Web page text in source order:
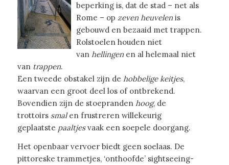
beperking is, dat de stad – net als
Rome – op zeven heuvelenis
gebouwd en bezaaid met trappen.
Rolstoelen houden niet
van hellingenen al helemaal niet
van trappen.
Een tweede obstakel zijn de hobbelige keitjes,
waarvan een groot deel los of ontbrekend.
Bovendien zijn de stoepranden hoog, de
trottoirs smalen frustreren willekeurig
geplaatste paaltjesvaak een soepele doorgang.
Het openbaar vervoer biedt geen soelaas. De
pittoreske trammetjes, ‘onthoofde’ sightseeing-